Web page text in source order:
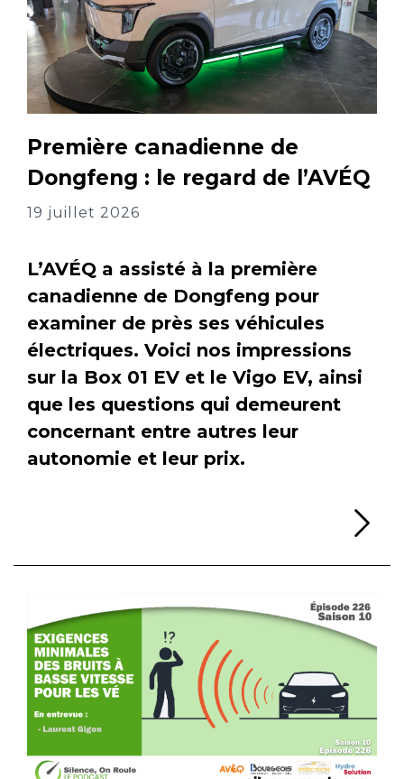
Première canadienne de
Dongfeng : le regard de l’AVÉQ
19 juillet 2026
L’AVÉQ a assisté à la première
canadienne de Dongfeng pour
examiner de près ses véhicules
électriques. Voici nos impressions
sur la Box 01 EV et le Vigo EV, ainsi
que les questions qui demeurent
concernant entre autres leur
autonomie et leur prix.